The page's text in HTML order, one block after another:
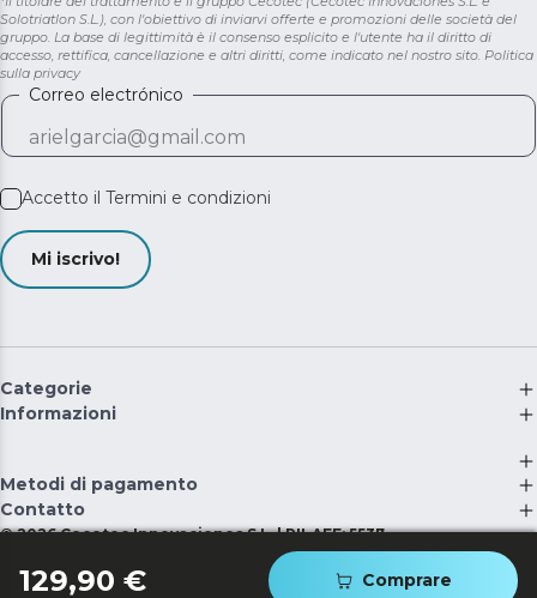
129,90 € Comprare
Solotriatlon S.L.), con l'obiettivo di inviarvi offerte e promozioni delle società del
gruppo. La base di legittimità è il consenso esplicito e l'utente ha il diritto di
accesso, rettifica, cancellazione e altri diritti, come indicato nel nostro sito. Politica
sulla privacy
Correo electrónico
Accetto il Termini e condizioni
Mi iscrivo!
Categorie
Informazioni
Metodi di pagamento
Contatto
©2026 Cecotec Innovaciones S.L. | RII-AEE: 5537